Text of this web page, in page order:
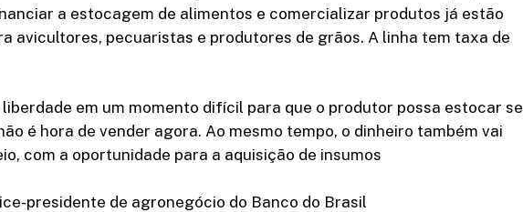
a estocagem de alimentos e comercializar produtos já estão
avicultores, pecuaristas e produtores de grãos. A linha tem taxa de
em um momento difícil para que o produtor possa estocar se
é hora de vender agora. Ao mesmo tempo, o dinheiro também vai
com a oportunidade para a aquisição de insumos
presidente de agronegócio do Banco do Brasil